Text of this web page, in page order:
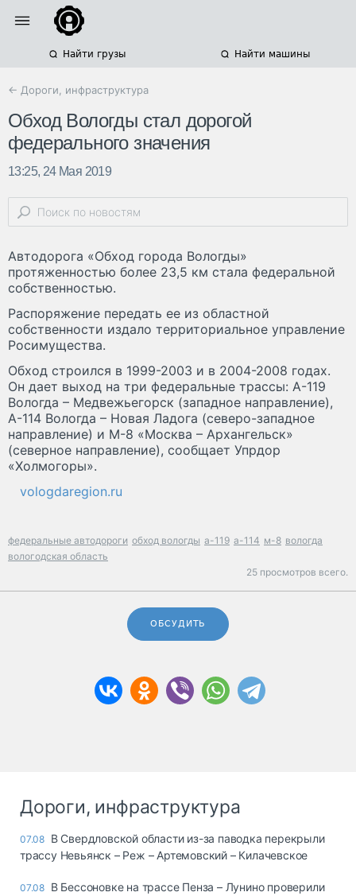
Найти грузы Найти машины
← Дороги, инфраструктура
Обход Вологды стал дорогой
федерального значения
13:25, 24 Мая 2019
Автодорога «Обход города Вологды»
протяженностью более 23,5 км стала федеральной
собственностью.
Распоряжение передать ее из областной
собственности издало территориальное управление
Росимущества.
Обход строился в 1999-2003 и в 2004-2008 годах.
Он дает выход на три федеральные трассы: А-119
Вологда – Медвежьегорск (западное направление),
А-114 Вологда – Новая Ладога (северо-западное
направление) и М-8 «Москва – Архангельск»
(северное направление), сообщает Упрдор
«Холмогоры».
vologdaregion.ru
федеральные автодороги обход вологды а-119 а-114 м-8 вологда
вологодская область
25 просмотров всего.
ОБСУДИТЬ
Дороги, инфраструктура
07.08 В Свердловской области из-за паводка перекрыли
трассу Невьянск – Реж – Артемовский – Килачевское
07.08 В Бессоновке на трассе Пенза – Лунино проверили